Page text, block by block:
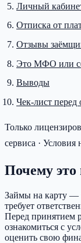
Личный
Отписка от
Отзывы
Это МФО или
Выводы
Чек-лист
Только
сервиса ·
Почему это
Займы на карту —
требует
Перед принятием
ознакомиться с
оценить свою